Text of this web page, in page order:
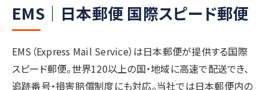
EMS｜日本郵便 国際スピード郵便
EMS（Express Mail Service）は日本郵便が提供する国際
スピード郵便。世界120以上の国・地域に高速で配送でき、
追跡番号・損害賠償制度にも対応。当社では日本郵便内の